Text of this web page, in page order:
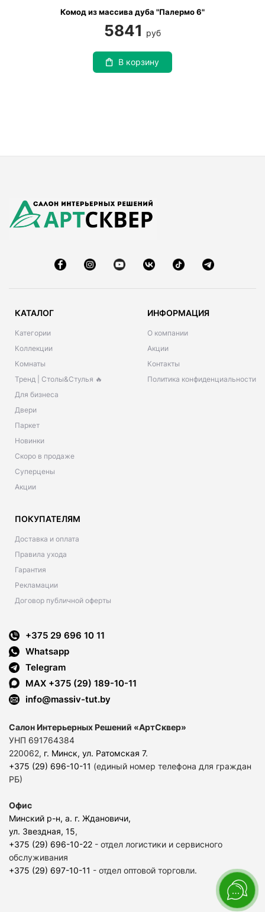
Комод из массива дуба "Палермо 6"
5841 руб
В корзину
КАТАЛОГ
Категории
Коллекции
Комнаты
Тренд | Столы&Стулья 🔥
Для бизнеса
Двери
Паркет
Новинки
Скоро в продаже
Суперцены
Акции
ИНФОРМАЦИЯ
О компании
Акции
Контакты
Политика конфиденциальности
ПОКУПАТЕЛЯМ
Доставка и оплата
Правила ухода
Гарантия
Рекламации
Договор публичной оферты
+375 29 696 10 11
Whatsapp
Telegram
MAX +375 (29) 189-10-11
info@massiv-tut.by
Салон Интерьерных Решений «АртСквер»
УНП 691764384
220062, г. Минск, ул. Ратомская 7.
+375 (29) 696-10-11 (единый номер телефона для граждан
РБ)
Офис
Минский р-н, а. г. Ждановичи,
ул. Звездная, 15,
+375 (29) 696-10-22 - отдел логистики и сервисного
обслуживания
+375 (29) 697-10-11 - отдел оптовой торговли.